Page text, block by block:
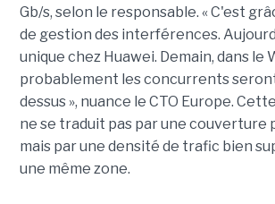
Gb/s, selon le responsable. « C'est
de gestion des interférences.
unique chez Huawei. Demain, dans le
probablement les concurrents
dessus », nuance le CTO Europe.
ne se traduit pas par une couverture
mais par une densité de trafic bien
une même zone.